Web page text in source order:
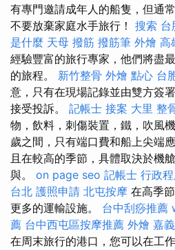
有專門邀請成年人的船隻，但通
不要放棄家庭水手旅行！ 搜索 台
是什麼 天母 撥筋 撥筋筆 外燴 高
經驗豐富的旅行專家，他們將盡
的旅程。 新竹整骨 外燴 點心 台
意，只有在現場記錄並由雙方簽
接受投訴。 記帳士 接案 大里 整
物，飲料，刺傷裝置，鐵，吹風
歲之間，只有端口費和船上尖端
且在較高的季節，具體取決於機
與。 on page seo 記帳士 行政
台北 護照申請 北屯按摩 在高季
更多的運輸設施。 台中刮痧推薦
薦 台中西屯區按摩推薦 外燴 嘉義
在周末旅行的港口，您可以在工